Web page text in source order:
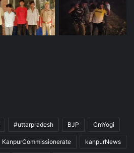
#uttarpradesh BJP CmYogi
KanpurCommissionerate kanpurNews